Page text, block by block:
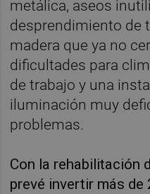
metálica, aseos
desprendimiento de
madera que ya no
dificultades para
de trabajo y una
iluminación muy
problemas.
Con la rehabilitación
prevé invertir más de